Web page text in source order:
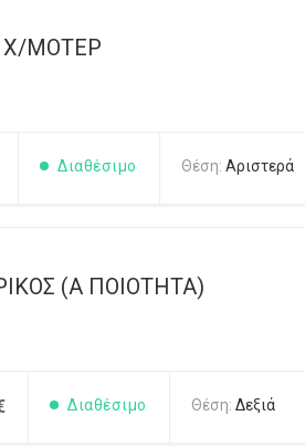
Χ/ΜΟΤΕΡ
Διαθέσιμο Θέση: Αριστερά
(Α ΠΟΙΟΤΗΤΑ)
Διαθέσιμο Θέση: Δεξιά